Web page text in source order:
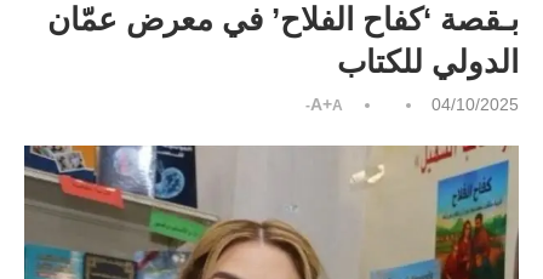
بـقصة ‘كفاح الفلاح’ في معرض عمّان
الدولي للكتاب
04/10/2025
A+A-